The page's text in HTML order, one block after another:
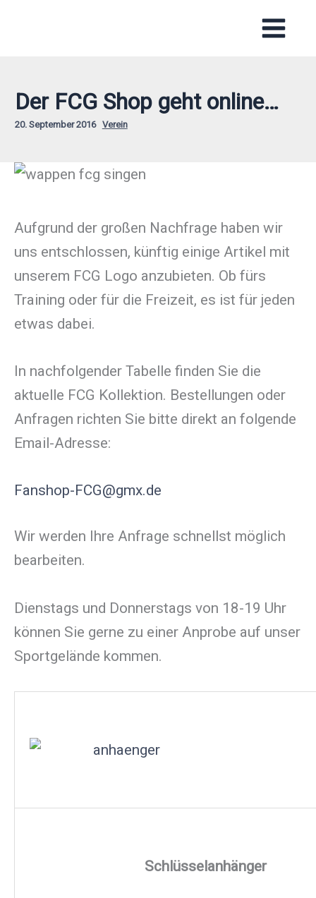
Der FCG Shop geht online…
20. September 2016 Verein
Aufgrund der großen Nachfrage haben wir
uns entschlossen, künftig einige Artikel mit
unserem FCG Logo anzubieten. Ob fürs
Training oder für die Freizeit, es ist für jeden
etwas dabei.
In nachfolgender Tabelle finden Sie die
aktuelle FCG Kollektion. Bestellungen oder
Anfragen richten Sie bitte direkt an folgende
Email-Adresse:
Fanshop-FCG@gmx.de
Wir werden Ihre Anfrage schnellst möglich
bearbeiten.
Dienstags und Donnerstags von 18-19 Uhr
können Sie gerne zu einer Anprobe auf unser
Sportgelände kommen.
Schlüsselanhänger